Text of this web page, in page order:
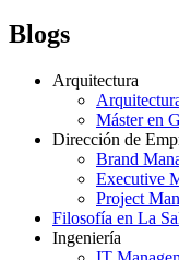
Blogs
Arquitectura
Máster en
Dirección de
Brand
Executive
Project
Filosofía en La
Ingeniería